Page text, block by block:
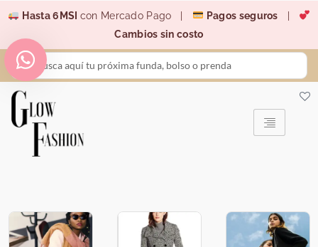
contenido
Hasta 6MSI con Mercado Pago | Pagos seguros
Cambios sin costo
Search
...